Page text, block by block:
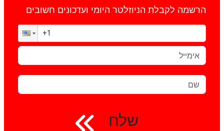
הרשמה לקבלת הניוזלטר היומי ועדכונים חשובים
שלח